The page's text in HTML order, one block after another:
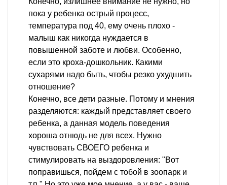
пока у ребенка острый процесс,
температура под 40, ему очень плохо -
малыш как никогда нуждается в
повышенной заботе и любви. Особенно,
если это кроха-дошкольник. Какими
сухарями надо быть, чтобы резко ухудшить
отношение?
Конечно, все дети разные. Потому и мнения
разделяются: каждый представляет своего
ребенка, а данная модель поведения
хороша отнюдь не для всех. Нужно
чувствовать СВОЕГО ребенка и
стимулировать на выздоровления: "Вот
поправишься, пойдем с тобой в зоопарк и